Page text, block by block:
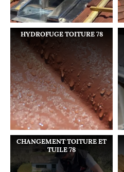
HYDROFUGE TOITURE 78
CHANGEMENT TOITURE ET
TUILE 78